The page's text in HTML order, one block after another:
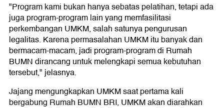
"Program kami bukan hanya sebatas pelatihan, tetapi ada
juga program-program lain yang memfasilitasi
perkembangan UMKM, salah satunya pengurusan
legalitas. Karena permasalahan UMKM itu banyak dan
bermacam-macam, jadi program-program di Rumah
BUMN dirancang untuk melengkapi semua kebutuhan
tersebut," jelasnya.
Jajang mengungkapkan UMKM saat pertama kali
bergabung Rumah BUMN BRI, UMKM akan diarahkan